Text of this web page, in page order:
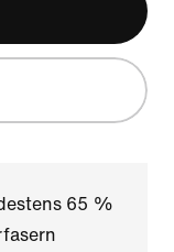
65 %